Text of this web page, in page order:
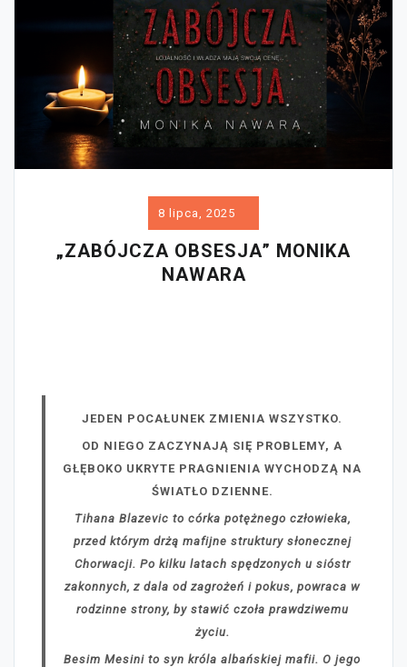
8 lipca, 2025
„ZABÓJCZA OBSESJA” MONIKA
NAWARA
JEDEN POCAŁUNEK ZMIENIA WSZYSTKO.
OD NIEGO ZACZYNAJĄ SIĘ PROBLEMY, A
GŁĘBOKO UKRYTE PRAGNIENIA WYCHODZĄ NA
ŚWIATŁO DZIENNE.
Tihana Blazevic to córka potężnego człowieka,
przed którym drżą mafijne struktury słonecznej
Chorwacji. Po kilku latach spędzonych u sióstr
zakonnych, z dala od zagrożeń i pokus, powraca w
rodzinne strony, by stawić czoła prawdziwemu
życiu.
Besim Mesini to syn króla albańskiej mafii. O jego